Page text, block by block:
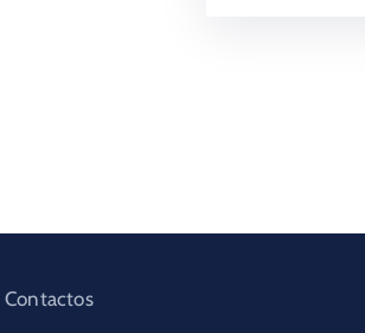
Contactos